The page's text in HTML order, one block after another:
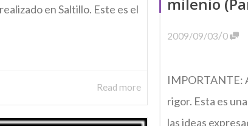
en Saltillo. Este es el
Read more
2009/09/03/0
IMPORTANTE:
rigor. Esta es
las ideas